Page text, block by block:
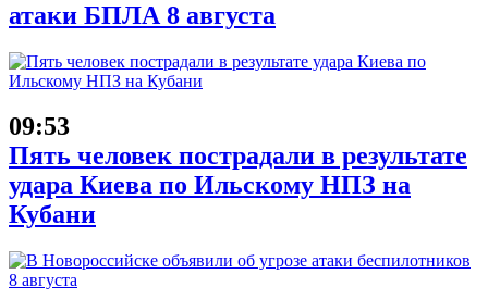
атаки БПЛА 8 августа
09:53
Пять человек пострадали в результате
удара Киева по Ильскому НПЗ на
Кубани